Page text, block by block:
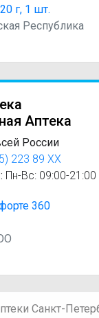
г, 1 шт.
Республика
Аптека
России
223 89 XX
Пн-Вс: 09:00-21:00
360
Санкт-